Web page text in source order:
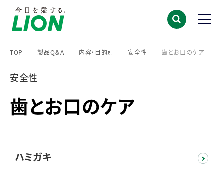
TOP
製品Q＆A
内容・目的別
安全性
歯とお口のケア
安全性
歯とお口のケア
ハミガキ